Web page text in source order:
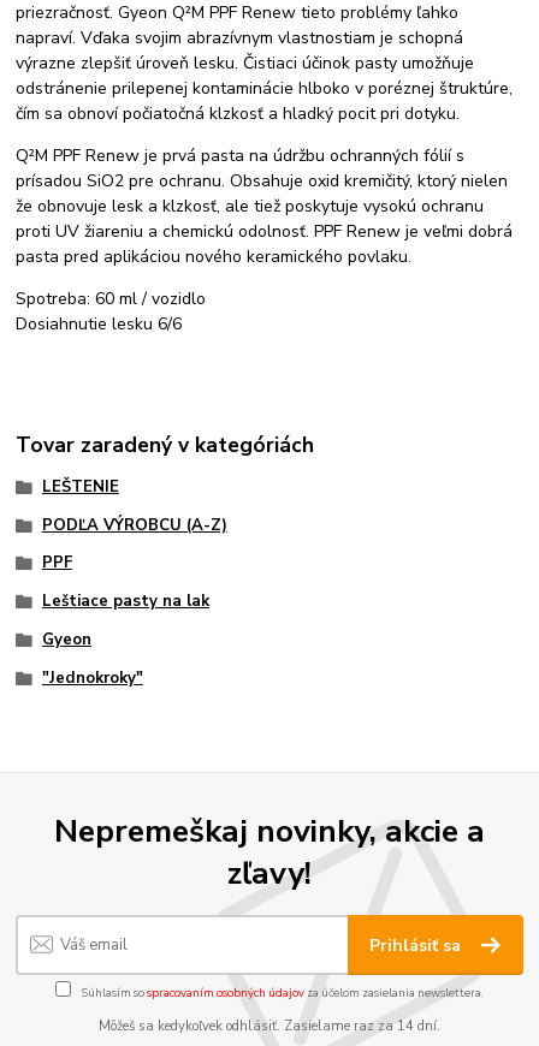
priezračnosť. Gyeon Q²M PPF Renew tieto problémy ľahko
napraví. Vďaka svojim abrazívnym vlastnostiam je schopná
výrazne zlepšiť úroveň lesku. Čistiaci účinok pasty umožňuje
odstránenie prilepenej kontaminácie hlboko v poréznej štruktúre,
čím sa obnoví počiatočná klzkosť a hladký pocit pri dotyku.
Q²M PPF Renew je prvá pasta na údržbu ochranných fólií s
prísadou SiO2 pre ochranu. Obsahuje oxid kremičitý, ktorý nielen
že obnovuje lesk a klzkosť, ale tiež poskytuje vysokú ochranu
proti UV žiareniu a chemickú odolnosť. PPF Renew je veľmi dobrá
pasta pred aplikáciou nového keramického povlaku.
Spotreba: 60 ml / vozidlo
Dosiahnutie lesku 6/6
Tovar zaradený v kategóriách
LEŠTENIE
PODĽA VÝROBCU (A-Z)
PPF
Leštiace pasty na lak
Gyeon
"Jednokroky"
Nepremeškaj novinky, akcie a
zľavy!
Prihlásiť sa
Súhlasím sospracovaním osobných údajov za účelom zasielania newslettera.
Môžeš sa kedykoľvek odhlásiť. Zasielame raz za 14 dní.